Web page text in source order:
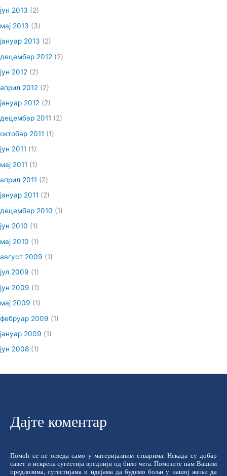
јун 2013 (2)
мај 2013 (3)
јануар 2013 (2)
децембар 2012 (2)
јун 2012 (2)
април 2012 (2)
јануар 2012 (2)
децембар 2011 (2)
октобар 2011 (1)
јун 2011 (1)
мај 2011 (1)
април 2011 (2)
јануар 2011 (2)
децембар 2010 (1)
јун 2010 (1)
мај 2010 (1)
август 2009 (1)
јул 2009 (1)
јун 2009 (1)
мај 2009 (1)
фебруар 2009 (1)
јануар 2009 (1)
јун 2008 (1)
Дајте коментар
Помоћ се не огледа само у материјалним стварима. Некада су добар
савет и искрена сугестија вреднији од било чега. Помозите нам Вашим
предлозима, сугестијама и идејама да будемо бољи у нашој жељи да